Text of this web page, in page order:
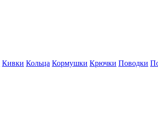
Кивки Кольца Кормушки Крючки Поводки